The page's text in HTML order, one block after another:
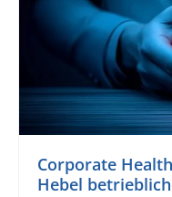
Corporate
Hebel